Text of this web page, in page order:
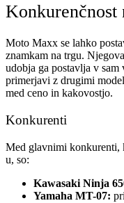
Konkurenčnost
Moto Maxx se lahko
znamkam na trgu.
udobja ga postavlja v
primerjavi z drugimi
med ceno in kakovostjo.
Konkurenti
Med glavnimi konkurenti,
u, so:
Kawasaki Ninja
Yamaha MT-07: